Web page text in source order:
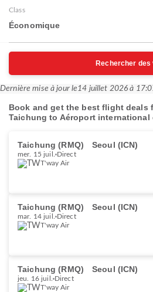
Class
Économique
Rechercher des
Dernière mise à jour le14 juillet 2026 à
Book and get the best flight deals
Taichung to Aéroport international
Taichung (RMQ) Seoul (ICN)
mer. 15 juil.
Direct
T'way Air
Taichung (RMQ) Seoul (ICN)
mar. 14 juil.
Direct
T'way Air
Taichung (RMQ) Seoul (ICN)
jeu. 16 juil.
Direct
T'way Air